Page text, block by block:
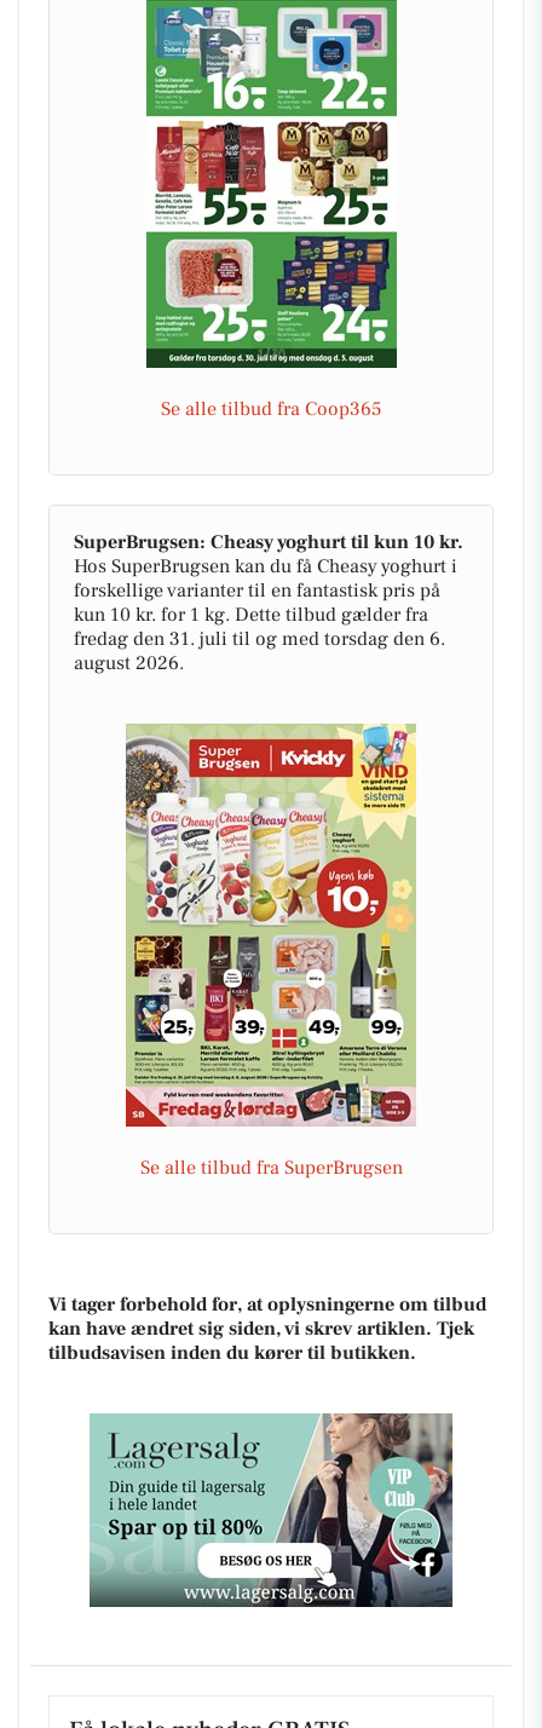
Se alle tilbud fra Coop365
SuperBrugsen: Cheasy yoghurt til kun 10 kr.
Hos SuperBrugsen kan du få Cheasy yoghurt i
forskellige varianter til en fantastisk pris på
kun 10 kr. for 1 kg. Dette tilbud gælder fra
fredag den 31. juli til og med torsdag den 6.
august 2026.
Se alle tilbud fra SuperBrugsen
Vi tager forbehold for, at oplysningerne om tilbud
kan have ændret sig siden, vi skrev artiklen. Tjek
tilbudsavisen inden du kører til butikken.